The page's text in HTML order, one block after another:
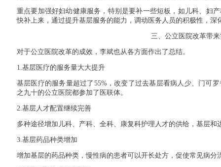
重点要加强好妇幼健康服务，特别是要补一些短板，如儿科、妇
快补上来，通过提升基层服务的能力，调动医务人员的积极性，
三、公立医院改革带
对于公立医院改革的成效，李斌也从各方面作出了总结。
1.基层医疗的服务量大大提升
基层医疗的服务量超过了 55%，改变了过去基层看病人少、门可
之九十的公立医院都参加了医联体。
2.基层人才配置继续完善
多种途径增加儿科、产科、全科、康复科护理人才的供给，基层
3.基层药品种类增加
增加基层的药品种类，慢性病的患者可以开长处方，促使常见病分